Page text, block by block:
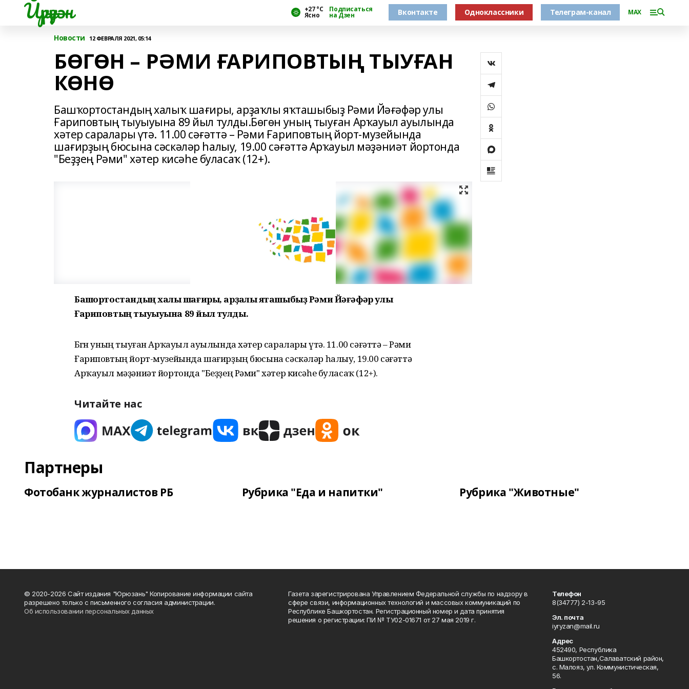
Йүрүҙән +27 °С
Ясно
Подписаться
на Дзен Вконтакте Одноклассники Телеграм-канал MAX
Новости 12 ФЕВРАЛЯ 2021, 05:14
БӨГӨН – РӘМИ ҒАРИПОВТЫҢ ТЫУҒАН
КӨНӨ
Башҡортостандың халыҡ шағиры, арҙаҡлы яҡташыбыҙ Рәми Йәғәфәр улы
Ғариповтың тыуыуына 89 йыл тулды.Бөгөн уның тыуған Арҡауыл ауылында
хәтер саралары үтә. 11.00 сәғәттә – Рәми Ғариповтың йорт-музейында
шағирҙың бюсына сәскәләр һалыу, 19.00 сәғәттә Арҡауыл мәҙәниәт йортонда
"Беҙҙең Рәми" хәтер кисәһе буласаҡ (12+).
Башҡортостандың халыҡ шағиры, арҙаҡлы яҡташыбыҙ Рәми Йәғәфәр улы
Ғариповтың тыуыуына 89 йыл тулды.
Бөгөн уның тыуған Арҡауыл ауылында хәтер саралары үтә. 11.00 сәғәттә – Рәми
Ғариповтың йорт-музейында шағирҙың бюсына сәскәләр һалыу, 19.00 сәғәттә
Арҡауыл мәҙәниәт йортонда "Беҙҙең Рәми" хәтер кисәһе буласаҡ (12+).
Читайте нас
Партнеры
Фотобанк журналистов РБ Рубрика "Еда и напитки" Рубрика "Животные"
© 2020-2026 Сайт издания "Юрюзань" Копирование информации сайта
разрешено только с письменного согласия администрации.
Об использовании персональных данных
Газета зарегистрирована Управлением Федеральной службы по надзору в
сфере связи, информационных технологий и массовых коммуникаций по
Республике Башкортостан. Регистрационный номер и дата принятия
решения о регистрации: ПИ № ТУ02-01671 от 27 мая 2019 г.
Телефон
8(34777) 2-13-95
Эл. почта
iyryzan@mail.ru
Адрес
452490, Республика
Башкортостан,Салаватский район,
с. Малояз, ул. Коммунистическая,
56.